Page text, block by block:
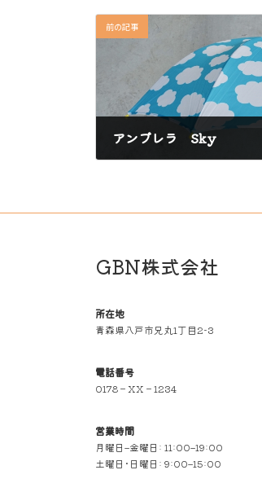
前の記事
アンブレラ Sky
GBN株式会社
所在地
青森県八戸市兄丸1丁目2-3
電話番号
0178－XX－1234
営業時間
月曜日–金曜日: 11:00–19:00
土曜日･日曜日: 9:00–15:00